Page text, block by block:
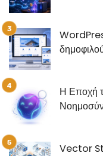
Η Εποχή
Vector